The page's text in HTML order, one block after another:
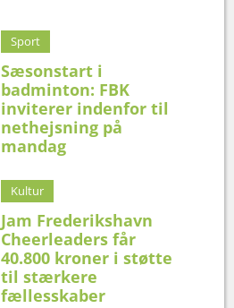
Sport
Sæsonstart i
badminton: FBK
inviterer indenfor til
nethejsning på
mandag
Kultur
Jam Frederikshavn
Cheerleaders får
40.800 kroner i støtte
til stærkere
fællesskaber